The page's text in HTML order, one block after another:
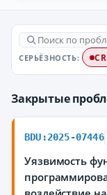
СЕРЬЁЗНОСТЬ:
Закрытые
BDU:2025-07446
Уязвимость